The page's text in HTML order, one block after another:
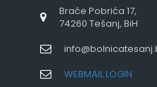
Braće Pobrića 17,
74260 Tešanj, BiH
WEBMAIL LOGIN